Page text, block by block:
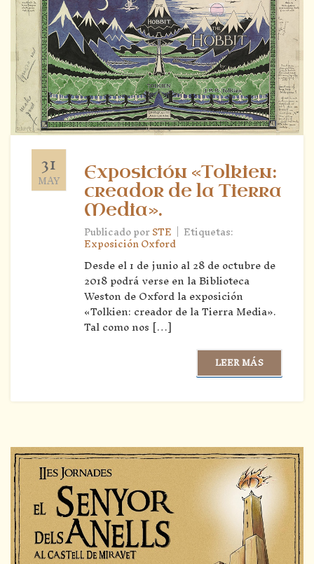
31
MAY
Exposición «Tolkien:
creador de la Tierra
Media».
Publicado porSTE | Etiquetas:
Exposición Oxford
Desde el 1 de junio al 28 de octubre de
2018 podrá verse en la Biblioteca
Weston de Oxford la exposición
«Tolkien: creador de la Tierra Media».
Tal como nos […]
LEER MÁS